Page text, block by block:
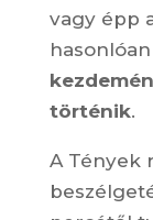
vagy épp
hasonlóan
történik.
A Tények